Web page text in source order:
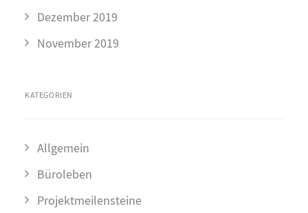
Dezember 2019
November 2019
KATEGORIEN
Allgemein
Büroleben
Projektmeilensteine